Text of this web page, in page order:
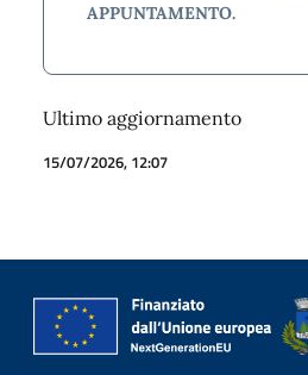
APPUNTAMENTO.
Ultimo aggiornamento
15/07/2026, 12:07